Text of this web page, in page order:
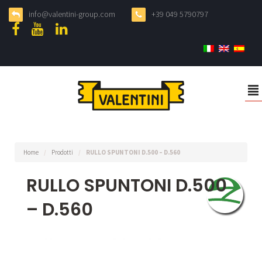
info@valentini-group.com +39 049 5790797
²
Home / Prodotti / RULLO SPUNTONI D.500 – D.560
RULLO SPUNTONI D.500
– D.560